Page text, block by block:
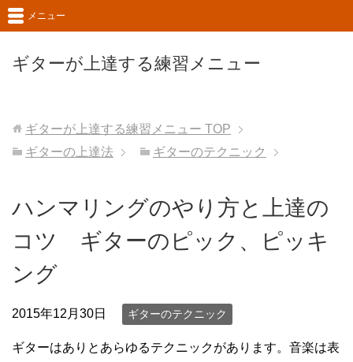
ギターが上達する練習メニュー
メニュー
ギターが上達する練習メニュー TOP
ギターの上達法
ギターのテクニック
ハンマリングのやり方と上達の
コツ ギターのピック、ピッキ
ング
2015年12月30日 ギターのテクニック
ギターはありとあらゆるテクニックがあります。音楽は表